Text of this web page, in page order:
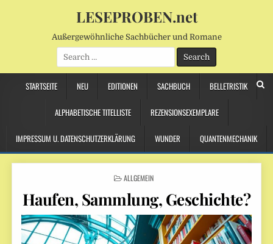
LESEPROBEN.net
Außergewöhnliche Sachbücher und Romane
Search
for:
STARTSEITE NEU EDITIONEN SACHBUCH BELLETRISTIK
ALPHABETISCHE TITELLISTE REZENSIONSEXEMPLARE
IMPRESSUM U. DATENSCHUTZERKLÄRUNG WUNDER QUANTENMECHANIK
POSTED
ALLGEMEIN
Haufen, Sammlung, Geschichte?